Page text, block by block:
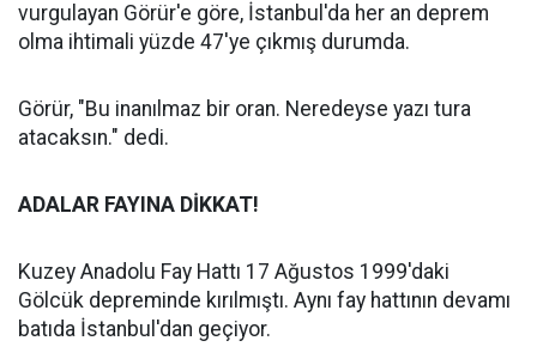
vurgulayan Görür'e göre, İstanbul'da her an deprem
olma ihtimali yüzde 47'ye çıkmış durumda.
Görür, "Bu inanılmaz bir oran. Neredeyse yazı tura
atacaksın." dedi.
ADALAR FAYINA DİKKAT!
Kuzey Anadolu Fay Hattı 17 Ağustos 1999'daki
Gölcük depreminde kırılmıştı. Aynı fay hattının devamı
batıda İstanbul'dan geçiyor.